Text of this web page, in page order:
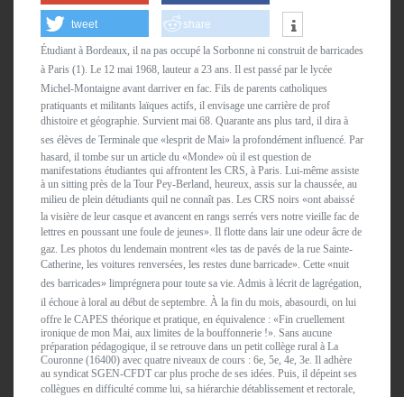
tweet share
Étudiant à Bordeaux, il na pas occupé la Sorbonne ni construit de barricades
à Paris (1). Le 12 mai 1968, lauteur a 23 ans. Il est passé par le lycée
Michel-Montaigne avant darriver en fac. Fils de parents catholiques
pratiquants et militants laïques actifs, il envisage une carrière de prof
dhistoire et géographie. Survient mai 68. Quarante ans plus tard, il dira à
ses élèves de Terminale que «lesprit de Mai» la profondément influencé. Par
hasard, il tombe sur un article du «Monde» où il est question de
manifestations étudiantes qui affrontent les CRS, à Paris. Lui-même assiste
à un sitting près de la Tour Pey-Berland, heureux, assis sur la chaussée, au
milieu de plein détudiants quil ne connaît pas. Les CRS noirs «ont abaissé
la visière de leur casque et avancent en rangs serrés vers notre vieille fac de
lettres en poussant une foule de jeunes». Il flotte dans lair une odeur âcre de
gaz. Les photos du lendemain montrent «les tas de pavés de la rue Sainte-
Catherine, les voitures renversées, les restes dune barricade». Cette «nuit
des barricades» limprégnera pour toute sa vie. Admis à lécrit de lagrégation,
il échoue à loral au début de septembre. À la fin du mois, abasourdi, on lui
offre le CAPES théorique et pratique, en équivalence : «Fin cruellement
ironique de mon Mai, aux limites de la bouffonnerie !». Sans aucune
préparation pédagogique, il se retrouve dans un petit collège rural à La
Couronne (16400) avec quatre niveaux de cours : 6e, 5e, 4e, 3e. Il adhère
au syndicat SGEN-CFDT car plus proche de ses idées. Puis, il dépeint ses
collègues en difficulté comme lui, sa hiérarchie détablissement et rectorale,